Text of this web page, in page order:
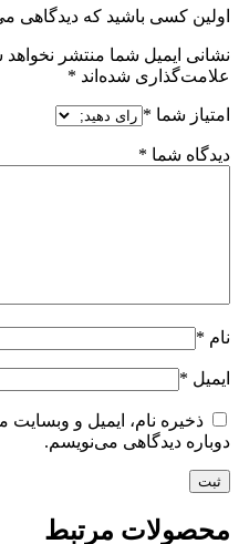
اولین کسی باشید که دیدگاهی
نشانی ایمیل شما منتشر
علامت‌گذاری شده‌اند *
امتیاز شما *
دیدگاه شما *
نام *
ایمیل *
ذخیره نام، ایمیل و
دوباره دیدگاهی می‌نویسم.
محصولات مرتبط